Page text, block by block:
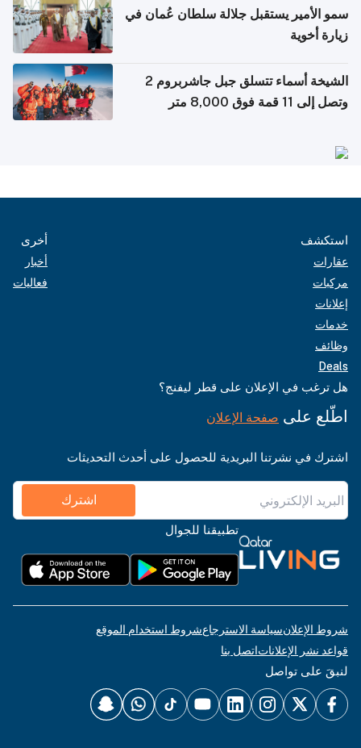
سمو الأمير يستقبل جلالة سلطان عُمان في
زيارة أخوية
الشيخة أسماء تتسلق جبل جاشربروم 2
وتصل إلى 11 قمة فوق 8,000 متر
استكشف
عقارات
مركبات
إعلانات
خدمات
وظائف
Deals
أخرى
أخبار
فعاليات
هل ترغب في الإعلان على قطر ليفنج؟
اطّلع على صفحة الإعلان
اشترك في نشرتنا البريدية للحصول على أحدث التحديثات
اشترك
تطبيقنا للجوال
شروط الإعلانسياسة الاسترجاعشروط استخدام الموقع
قواعد نشر الإعلاناتاتصل بنا
لنبقَ على تواصل